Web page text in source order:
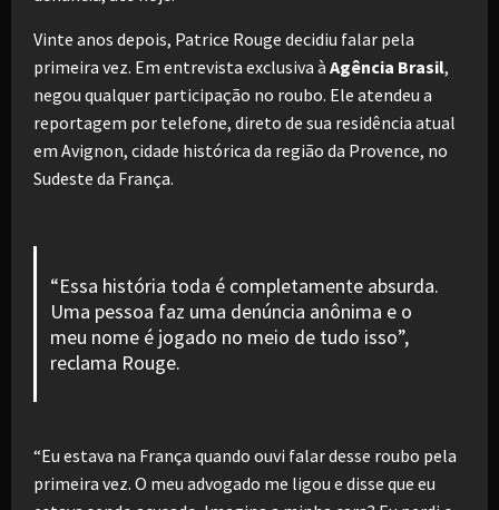
Vinte anos depois, Patrice Rouge decidiu falar pela
primeira vez. Em entrevista exclusiva à Agência Brasil,
negou qualquer participação no roubo. Ele atendeu a
reportagem por telefone, direto de sua residência atual
em Avignon, cidade histórica da região da Provence, no
Sudeste da França.
“Essa história toda é completamente absurda.
Uma pessoa faz uma denúncia anônima e o
meu nome é jogado no meio de tudo isso”,
reclama Rouge.
“Eu estava na França quando ouvi falar desse roubo pela
primeira vez. O meu advogado me ligou e disse que eu